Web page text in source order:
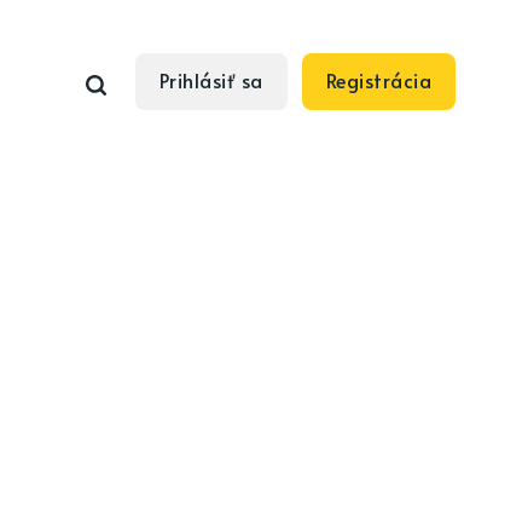
Prihlásiť sa Registrácia